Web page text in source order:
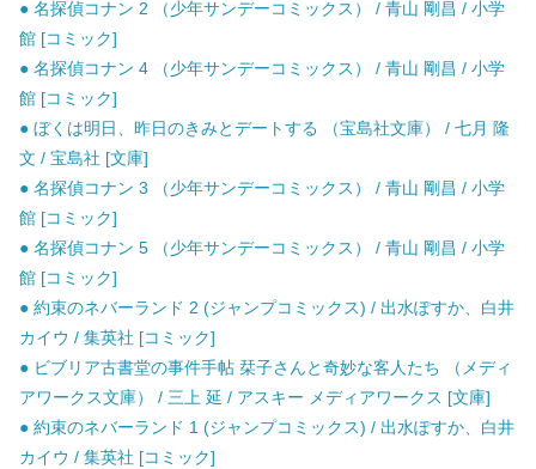
● 名探偵コナン 2 （少年サンデーコミックス） / 青山 剛昌 / 小学
館 [コミック]
● 名探偵コナン 4 （少年サンデーコミックス） / 青山 剛昌 / 小学
館 [コミック]
● ぼくは明日、昨日のきみとデートする （宝島社文庫） / 七月 隆
文 / 宝島社 [文庫]
● 名探偵コナン 3 （少年サンデーコミックス） / 青山 剛昌 / 小学
館 [コミック]
● 名探偵コナン 5 （少年サンデーコミックス） / 青山 剛昌 / 小学
館 [コミック]
● 約束のネバーランド 2 (ジャンプコミックス) / 出水ぽすか、白井
カイウ / 集英社 [コミック]
● ビブリア古書堂の事件手帖 栞子さんと奇妙な客人たち （メディ
アワークス文庫） / 三上 延 / アスキー メディアワークス [文庫]
● 約束のネバーランド 1 (ジャンプコミックス) / 出水ぽすか、白井
カイウ / 集英社 [コミック]